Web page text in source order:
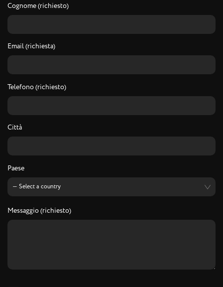
Cognome (richiesto)
Email (richiesta)
Telefono (richiesto)
Città
Paese
Messaggio (richiesto)